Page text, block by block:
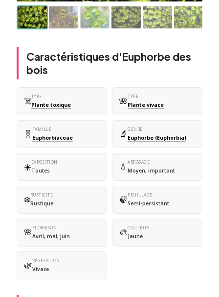
Caractéristiques d'Euphorbe des
bois
☠️TYPE
Plante toxique 🌺TYPE
Plante vivace
🧬 FAMILLE
Euphorbiaceae 🔬 GENRE
Euphorbe (Euphorbia)
☀️EXPOSITION
Toutes 💧 ARROSAGE
Moyen, important
❄️RUSTICITÉ
Rustique 🍃FEUILLAGE
Semi-persistant
🌸 FLORAISON
Avril, mai, juin 🎨COULEUR
Jaune
🌿VÉGÉTATION
Vivace